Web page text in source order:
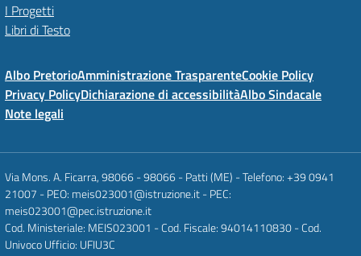
I Progetti
Libri di Testo
Albo PretorioAmministrazione TrasparenteCookie Policy
Privacy PolicyDichiarazione di accessibilitàAlbo Sindacale
Note legali
Via Mons. A. Ficarra, 98066 - 98066 - Patti (ME) - Telefono: +39 0941
21007 - PEO: meis023001@istruzione.it - PEC:
meis023001@pec.istruzione.it
Cod. Ministeriale: MEIS023001 - Cod. Fiscale: 94014110830 - Cod.
Univoco Ufficio: UFIU3C